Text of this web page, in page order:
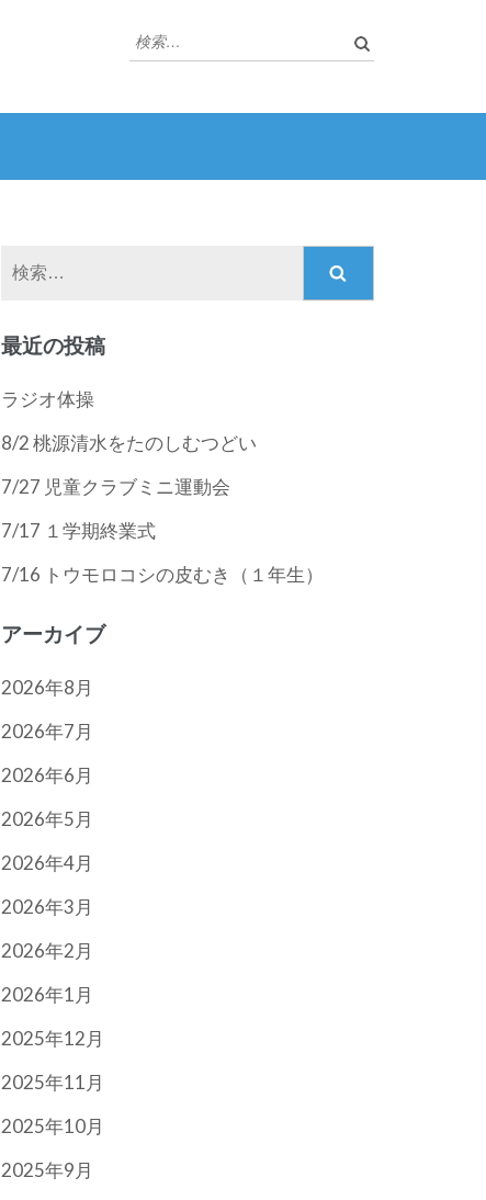
検
索:
最近の投稿
ラジオ体操
8/2 桃源清水をたのしむつどい
7/27 児童クラブミニ運動会
7/17 １学期終業式
7/16 トウモロコシの皮むき（１年生）
アーカイブ
2026年8月
2026年7月
2026年6月
2026年5月
2026年4月
2026年3月
2026年2月
2026年1月
2025年12月
2025年11月
2025年10月
2025年9月